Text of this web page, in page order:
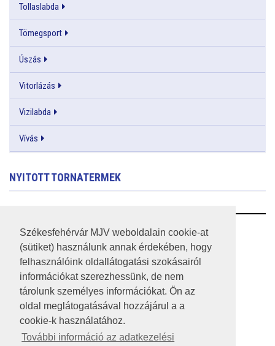
Székesfehérvár MJV weboldalain cookie-at
(sütiket) használunk annak érdekében, hogy
felhasználóink oldallátogatási szokásairól
információkat szerezhessünk, de nem
tárolunk személyes információkat. Ön az
oldal meglátogatásával hozzájárul a a
cookie-k használatához.
További információ az adatkezelési
Tollaslabda
Tömegsport
Úszás
Vitorlázás
Vizilabda
Vívás
NYITOTT TORNATERMEK
RSS
A HONLAP 2017.03.31-I ÁLLAPOTA
JOGI NYILATKOZAT
IMPRESSZUM